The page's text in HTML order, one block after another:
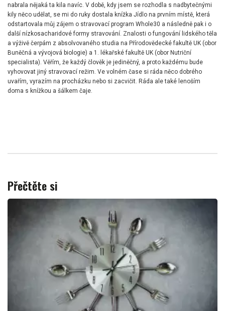
nabrala nějaká ta kila navíc. V době, kdy jsem se rozhodla s nadbytečnými
kily něco udělat, se mi do ruky dostala knížka Jídlo na prvním místě, která
odstartovala můj zájem o stravovací program Whole30 a následně pak i o
další nízkosacharidové formy stravování. Znalosti o fungování lidského těla
a výživě čerpám z absolvovaného studia na Přírodovědecké fakultě UK (obor
Buněčná a vývojová biologie) a 1. lékařské fakultě UK (obor Nutriční
specialista). Věřím, že každý člověk je jediněčný, a proto každému bude
vyhovovat jiný stravovací režim. Ve volném čase si ráda něco dobrého
uvařím, vyrazím na procházku nebo si zacvičit. Ráda ale také lenoším
doma s knížkou a šálkem čaje.
Přečtěte si